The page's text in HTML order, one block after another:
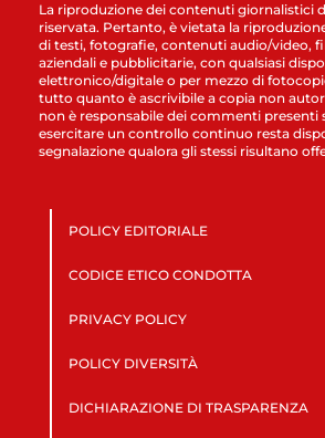
La riproduzione dei contenuti giornalistici
riservata. Pertanto, è vietata la
di testi, fotografie, contenuti audio/video,
aziendali e pubblicitarie, con qualsiasi
elettronico/digitale o per mezzo di
tutto quanto è ascrivibile a copia non
non è responsabile dei commenti presenti
esercitare un controllo continuo resta
segnalazione qualora gli stessi risultano
POLICY EDITORIALE
CODICE ETICO CONDOTTA
PRIVACY POLICY
POLICY DIVERSITÀ
DICHIARAZIONE DI TRASPARENZA